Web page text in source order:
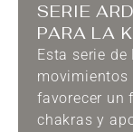
SERIE
PARA LA
Esta serie
movimientos
favorecer un
chakras y